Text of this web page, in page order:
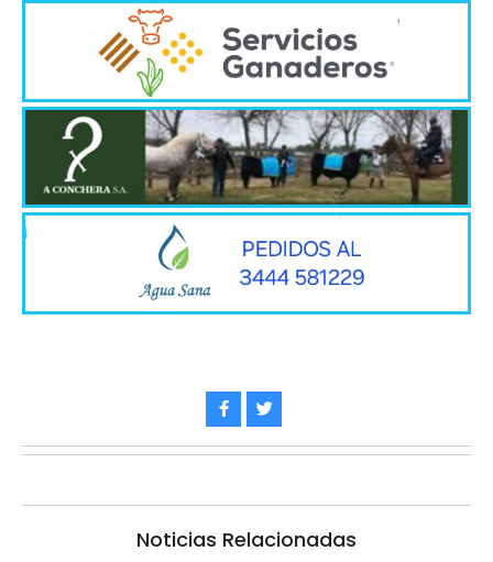
Noticias Relacionadas